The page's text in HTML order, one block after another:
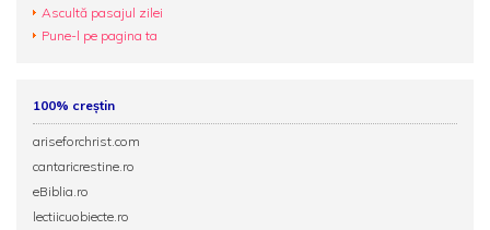
Ascultă pasajul zilei
Pune-l pe pagina ta
100% creștin
ariseforchrist.com
cantaricrestine.ro
eBiblia.ro
lectiicuobiecte.ro